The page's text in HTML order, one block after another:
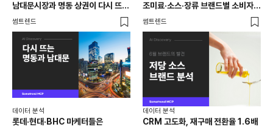
남대문시장과 명동 상권이 다시 뜨는
이유는 뭘까
썸트렌드
조미료·소스·장류 브랜드별 소비자
반응 분석
썸트렌드
데이터 분석
롯데·현대·BHC 마케터들은
데이터 분석
CRM 고도화, 재구매 전환율 1.6배